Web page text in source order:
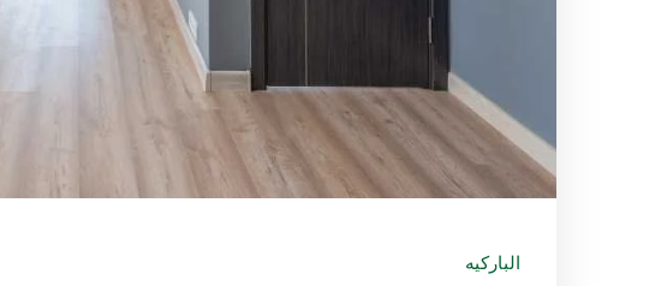
الباركيه